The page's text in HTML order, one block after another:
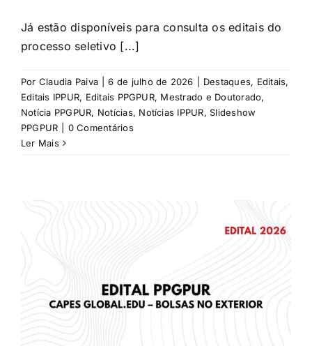
Já estão disponíveis para consulta os editais do
processo seletivo [...]
Por Claudia Paiva 6 de julho de 2026 Destaques, Editais,
Editais IPPUR, Editais PPGPUR, Mestrado e Doutorado,
Notícia PPGPUR, Notícias, Notícias IPPUR,Slideshow
PPGPUR
0 Comentários
Ler Mais